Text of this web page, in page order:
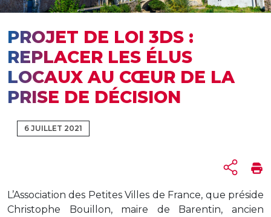
PROJET DE LOI 3DS :
REPLACER LES ÉLUS
LOCAUX AU CŒUR DE LA
PRISE DE DÉCISION
6 JUILLET 2021
L’Association des Petites Villes de France, que préside
Christophe Bouillon, maire de Barentin, ancien